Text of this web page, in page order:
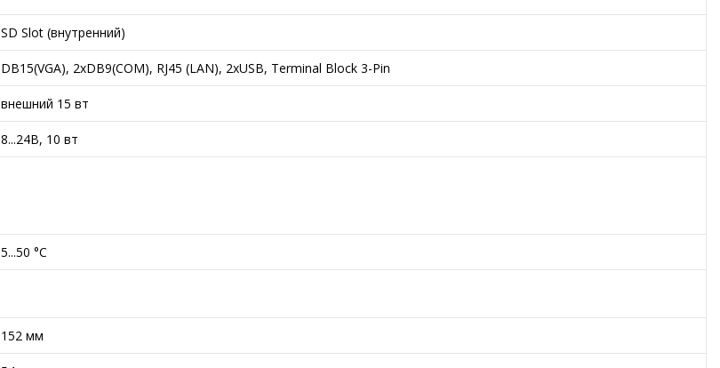
SD Slot (внутренний)
DB15(VGA), 2xDB9(COM), RJ45 (LAN), 2xUSB, Terminal Block 3-Pin
внешний 15 вт
8...24B, 10 вт
5...50 °C
152 мм